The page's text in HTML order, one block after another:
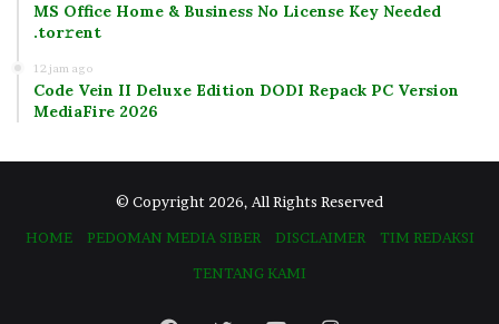
MS Office Home & Business No License Key Needed
.tоr𝚛еnt
12 jam ago
Code Vein II Deluxe Edition DODI Repack PC Version
MediaFire 2026
© Copyright 2026, All Rights Reserved
HOME
PEDOMAN MEDIA SIBER DISCLAIMER
TIM REDAKSI
TENTANG KAMI